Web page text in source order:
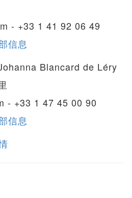
- +33 1 41 92 06 49
信息
Blancard de Léry
- +33 1 47 45 00 90
信息